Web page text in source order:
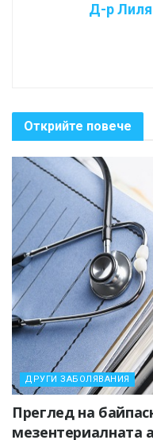
Д-р
Открийте повече
ДРУГИ ЗАБОЛЯВАНИЯ
Преглед на
мезентериалната